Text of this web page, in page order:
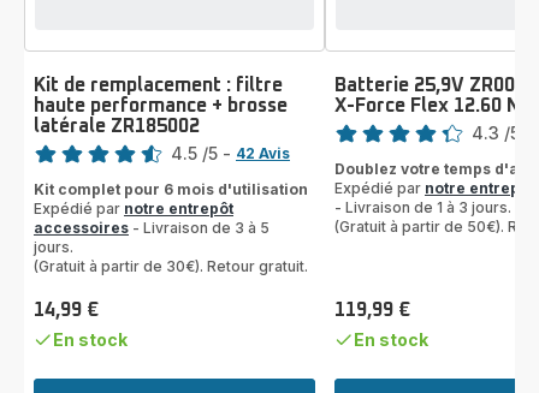
Kit de remplacement : filtre
haute performance + brosse
latérale ZR185002
Note
4.5 /5 - 42 Avis
Kit complet pour 6 mois d'utilisation
Expédié par notre entrepôt
accessoires - Livraison de 3 à 5
jours.
(Gratuit à partir de 30€). Retour gratuit.
Prix
14,99 €
En stock
Batterie 25,9V
X-Force Flex 12.60
Note
4.3 /5
Doublez votre temps
Expédié par notre entrepôt
- Livraison de 1 à 3 jours.
(Gratuit à partir de 50€).
Prix
119,99 €
En stock